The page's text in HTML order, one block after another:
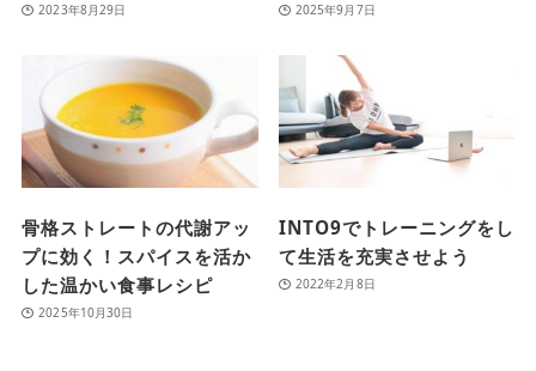
2023年8月29日 2025年9月7日
骨格ストレートの代謝アッ
プに効く！スパイスを活か
した温かい食事レシピ
2025年10月30日
INTO9でトレーニングをし
て生活を充実させよう
2022年2月8日